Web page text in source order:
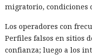
migratorio, condiciones
Los operadores con
Perfiles falsos en sitios
confianza; luego a los